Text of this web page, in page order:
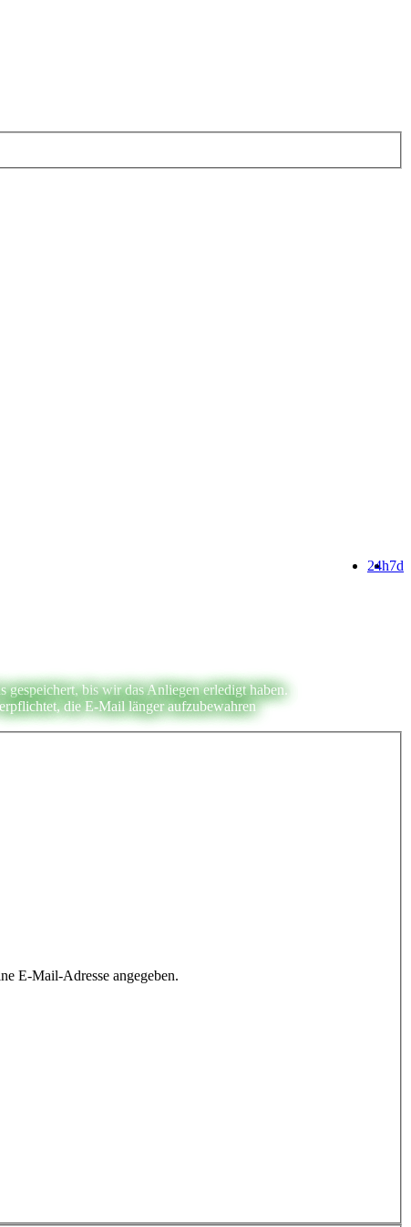
7d
24h
bis wir das Anliegen erledigt haben.
die E-Mail länger aufzubewahren
E-Mail-Adresse angegeben.